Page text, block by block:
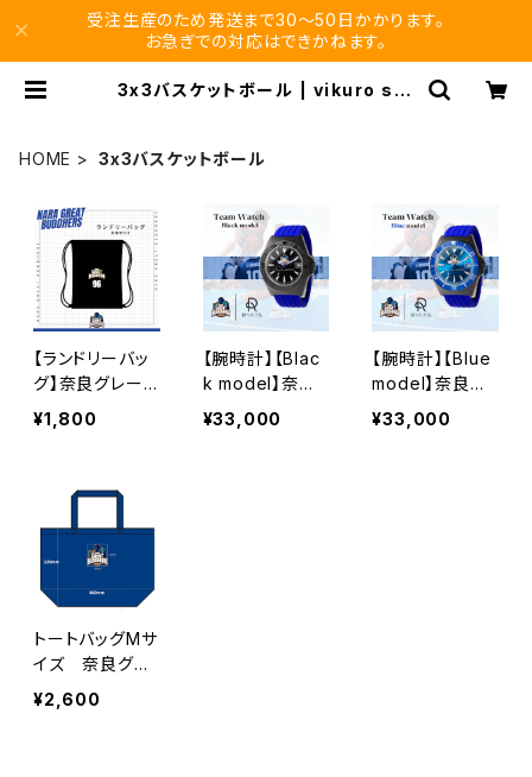
受注生産のため発送まで30〜50日かかります。
お急ぎでの対応はできかねます。
3x3バスケットボール | vikuro sto
HOME 3x3バスケットボール
【ランドリーバッ
グ】奈良グレード
ブッダーズ
¥1,800
【腕時計】【Blac
k model】奈良
グレードブッダー
¥33,000
【腕時計】【Blue
model】奈良グ
レートブッターズ
¥33,000
トートバッグMサ
イズ 奈良グレ
ードブッダーズ
¥2,600